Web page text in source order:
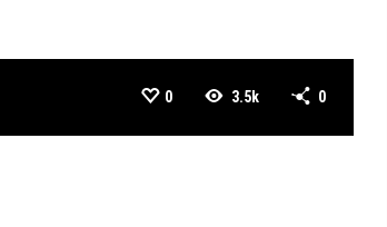
0 3.5k 0